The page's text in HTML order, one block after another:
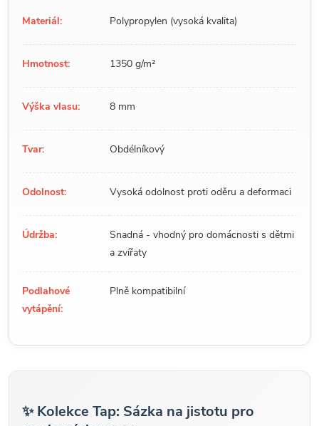
Materiál: Polypropylen (vysoká kvalita)
Hmotnost: 1350 g/m²
Výška vlasu: 8 mm
Tvar: Obdélníkový
Odolnost: Vysoká odolnost proti oděru a deformaci
Údržba:
Snadná - vhodný pro domácnosti s dětmi
a zvířaty
Podlahové
vytápění:
Plně kompatibilní
✨ Kolekce Tap: Sázka na jistotu pro